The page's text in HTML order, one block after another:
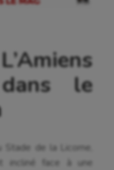
le
Stade de la Licorne,
incliné face à une